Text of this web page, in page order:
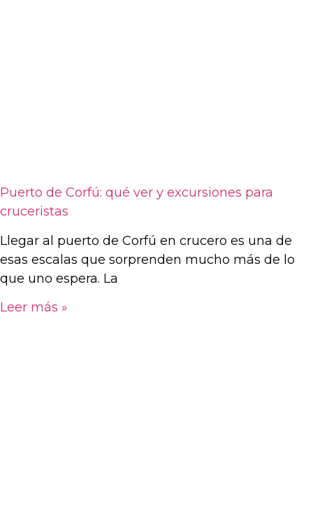
Puerto de Corfú: qué ver y excursiones para
cruceristas
Llegar al puerto de Corfú en crucero es una de
esas escalas que sorprenden mucho más de lo
que uno espera. La
Leer más »